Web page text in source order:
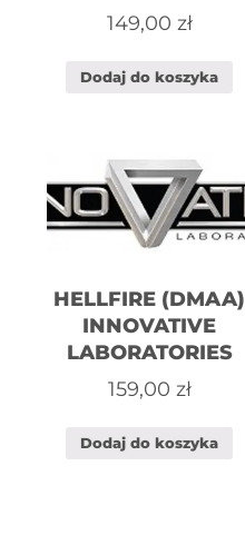
149,00 zł
Dodaj do koszyka
HELLFIRE (DMAA)
INNOVATIVE
LABORATORIES
159,00 zł
Dodaj do koszyka